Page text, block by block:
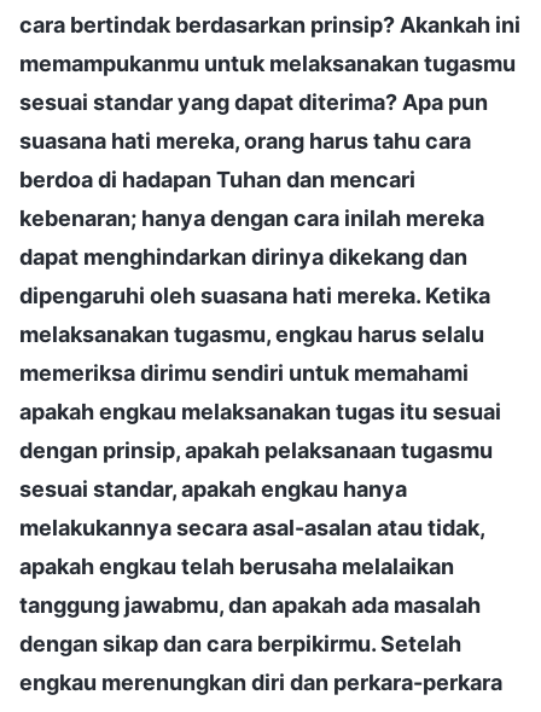
cara bertindak berdasarkan prinsip? Akankah ini
memampukanmu untuk melaksanakan tugasmu
sesuai standar yang dapat diterima? Apa pun
suasana hati mereka, orang harus tahu cara
berdoa di hadapan Tuhan dan mencari
kebenaran; hanya dengan cara inilah mereka
dapat menghindarkan dirinya dikekang dan
dipengaruhi oleh suasana hati mereka. Ketika
melaksanakan tugasmu, engkau harus selalu
memeriksa dirimu sendiri untuk memahami
apakah engkau melaksanakan tugas itu sesuai
dengan prinsip, apakah pelaksanaan tugasmu
sesuai standar, apakah engkau hanya
melakukannya secara asal-asalan atau tidak,
apakah engkau telah berusaha melalaikan
tanggung jawabmu, dan apakah ada masalah
dengan sikap dan cara berpikirmu. Setelah
engkau merenungkan diri dan perkara-perkara